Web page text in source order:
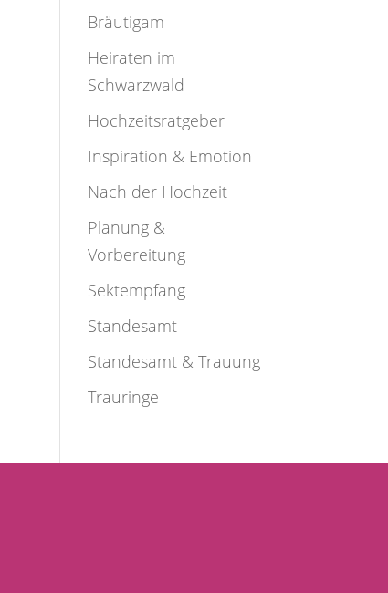
Bräutigam
Heiraten im
Schwarzwald
Hochzeitsratgeber
Inspiration & Emotion
Nach der Hochzeit
Planung &
Vorbereitung
Sektempfang
Standesamt
Standesamt & Trauung
Trauringe